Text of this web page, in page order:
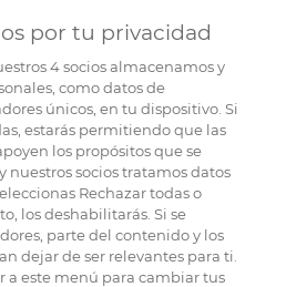
por tu privacidad
4socios almacenamos y
como datos de
únicos, en tu dispositivo. Si
estarás permitiendo que las
los propósitos que se
nuestros socios tratamos datos
Rechazar todas o
los deshabilitarás. Si se
parte del contenido y los
dejar de ser relevantes para ti.
a este menú para cambiar tus